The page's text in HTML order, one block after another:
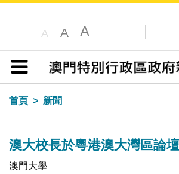
A A A
目錄
首頁
新聞
澳大校長於粵港澳大灣區論
澳門大學